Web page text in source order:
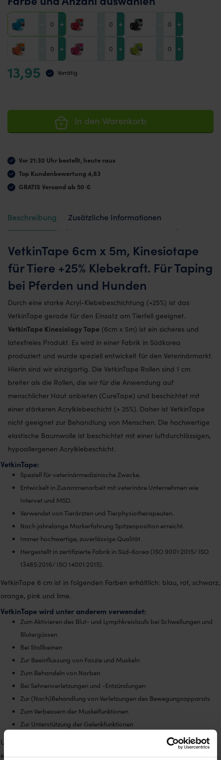
+ + +
+ + +
13,95 Vorrätig
In den Warenkorb
Vor 21:30 Uhr bestellt, heute raus
Top Kundenbewertung 4,83
GRATIS Versand ab 50 €
Beschreibung
Zusätzliche Informationen
VetkinTape 6cm x 5m, Kinesiotape
für Tiere +25% Klebekraft. Für Taping
bei Pferden und Hunden
Durch eine starke Acryl-Klebebeschichtung (+25%) ist das
VetkinTape gerade für den Einsatz am Tierfell geeignet.
VetkinTape Kinesiology Tape (6cm x 5m) ist ein sicheres und
latexfreies Produkt. Es wird in einer Fabrik in Südkorea
produziert und wurde speziell entwickelt für den Veterinärmarkt.
Hierin sind wir einzigartig. Die VetkinTape Rollen sind 1 cm
breiter als die Rollen, die wir für die Anwendung auf
menschlicher Haut anbieten (CureTape) und beschichtet mit
einer stärkeren Acrylklebeschicht (+ 25%). Daher ist VetkinTape
nicht geeignet zur Behandlung von Menschen. Die hochwertige
elastische Baumwolle ist beschichtet mit einer luftdurchlässigen,
hypoallergenen Acrylklebeschicht.
VetkinTape:
Speziell für veterinärmedizinische Zwecke.
Entwickelt in Zusammenarbeit mit veterinäre Unternehmen wie
Intervet und MSD.
Verwendet von Tierärzten und Tierphysiotherapeuten.
Nach jahrelange Markerfahrung Spitzenposition erreicht.
Immer hochwertige, zuverlässige Qualität
Hergestellt in zertifizierte Fabrik in Süd-Korea (ISO 9001:2015/ ISO
13485:2016/ ISO 14001:2015).
VetkinTape 6 cm ist in folgenden Farben erhältlich: blau, rot, schwarz,
orange, pink und lime.
VetkinTape wird unter anderem verwendet:
Zum Aktivieren des Blut- und Lymphkreislaufs bei Schwellungen und
Blutergüssen
Bei Stallbeinen
Zur Beeinflussung von Faszie und Muskeln
Zum Behandeln von Narben
Bei Sehnenverletzungen und -Entzündungen
Zur (Nach)Behandlung von Verletzungen des Bewegungsapparats
Zum Verbessern der Muskelfunktionen
Zur Unterstützung der Gelenkfunktionen
Um verschiedene Techniken richtig auf Tiere anzuwenden,
empfehlen wir Ihnen als professionellen Fachmann (Tier- (Physio)